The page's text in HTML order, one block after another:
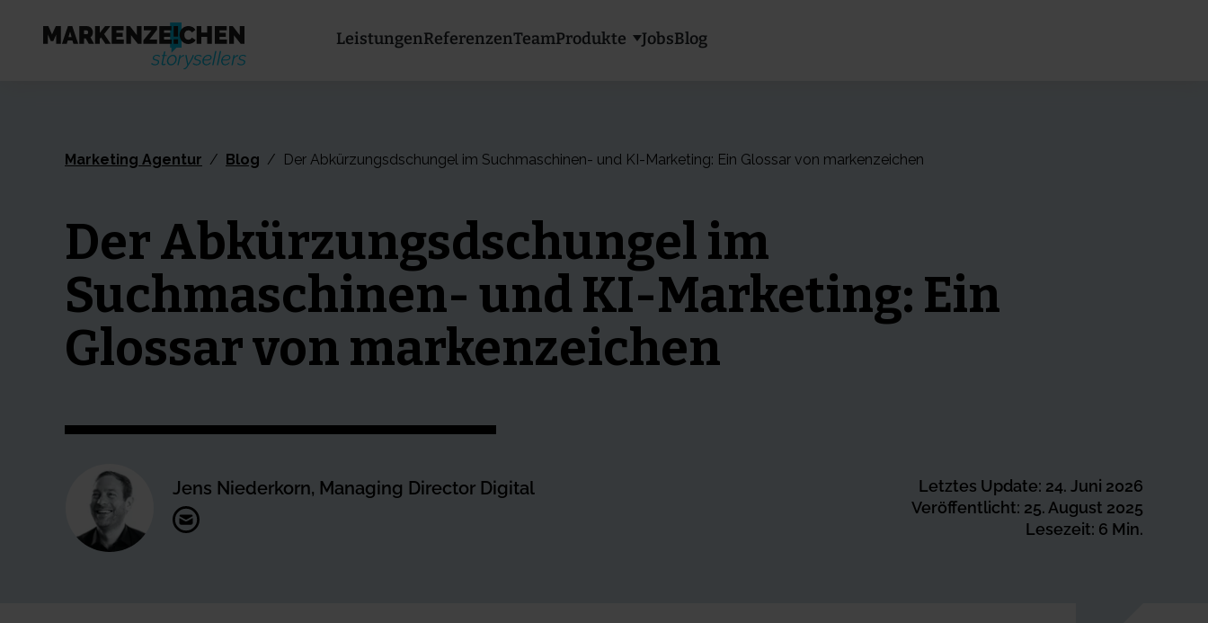
LeistungenReferenzenTeamProdukte Show submenu for Produkte
JobsBlog
Marketing Agentur / Blog / Der Abkürzungsdschungel im Suchmaschinen- und KI-Marketing: Ein Glossar von markenzeichen
Der Abkürzungsdschungel im
Suchmaschinen- und KI-Marketing: Ein
Glossar von markenzeichen
Jens Niederkorn, Managing Director Digital
Letztes Update: 24. Juni 2026
Veröffentlicht: 25. August 2025
Lesezeit: 6 Min.